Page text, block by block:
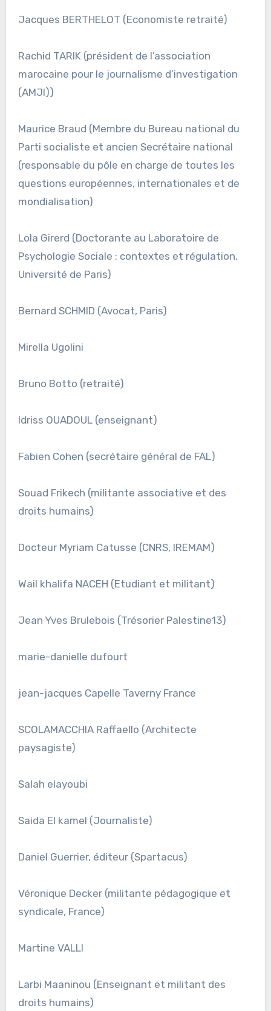
Jacques BERTHELOT (Economiste retraité)
Rachid TARIK (président de l’association
marocaine pour le journalisme d’investigation
(AMJI))
Maurice Braud (Membre du Bureau national du
Parti socialiste et ancien Secrétaire national
(responsable du pôle en charge de toutes les
questions européennes, internationales et de
mondialisation)
Lola Girerd (Doctorante au Laboratoire de
Psychologie Sociale : contextes et régulation,
Université de Paris)
Bernard SCHMID (Avocat, Paris)
Mirella Ugolini
Bruno Botto (retraité)
Idriss OUADOUL (enseignant)
Fabien Cohen (secrétaire général de FAL)
Souad Frikech (militante associative et des
droits humains)
Docteur Myriam Catusse (CNRS, IREMAM)
Wail khalifa NACEH (Etudiant et militant)
Jean Yves Brulebois (Trésorier Palestine13)
marie-danielle dufourt
jean-jacques Capelle Taverny France
SCOLAMACCHIA Raffaello (Architecte
paysagiste)
Salah elayoubi
Saida El kamel (Journaliste)
Daniel Guerrier, éditeur (Spartacus)
Véronique Decker (militante pédagogique et
syndicale, France)
Martine VALLI
Larbi Maaninou (Enseignant et militant des
droits humains)